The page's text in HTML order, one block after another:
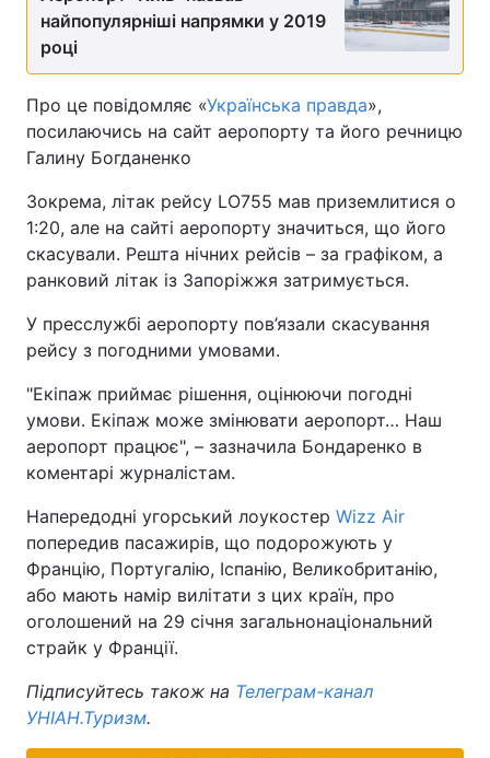
найпопулярніші напрямки у 2019
році
Про це повідомляє «Українська правда»,
посилаючись на сайт аеропорту та його речницю
Галину Богданенко
Зокрема, літак рейсу LO755 мав приземлитися о
1:20, але на сайті аеропорту значиться, що його
скасували. Решта нічних рейсів – за графіком, а
ранковий літак із Запоріжжя затримується.
У пресслужбі аеропорту пов’язали скасування
рейсу з погодними умовами.
"Екіпаж приймає рішення, оцінюючи погодні
умови. Екіпаж може змінювати аеропорт… Наш
аеропорт працює", – зазначила Бондаренко в
коментарі журналістам.
Напередодні угорський лоукостер Wizz Air
попередив пасажирів, що подорожують у
Францію, Португалію, Іспанію, Великобританію,
або мають намір вилітати з цих країн, про
оголошений на 29 січня загальнонаціональний
страйк у Франції.
Підписуйтесь також на Телеграм-канал
УНІАН.Туризм.